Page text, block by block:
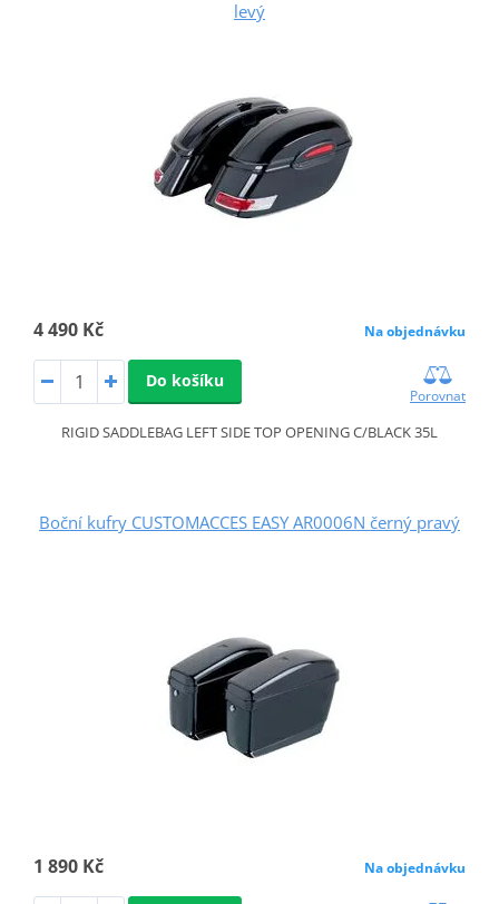
levý
4 490 Kč Na objednávku
Do košíku
Porovnat
RIGID SADDLEBAG LEFT SIDE TOP OPENING C/BLACK 35L
Boční kufry CUSTOMACCES EASY AR0006N černý pravý
1 890 Kč Na objednávku